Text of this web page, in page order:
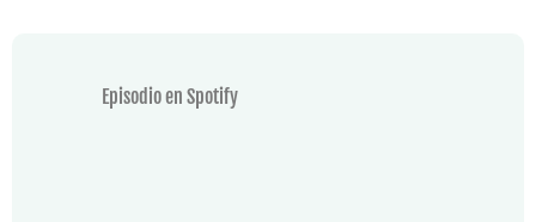
Episodio en Spotify